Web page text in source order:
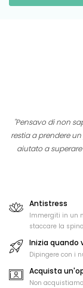
"Pensavo di non
restia a prendere
aiutato a
Antistress
Immergiti in un
staccare la
Inizia quando
Dipingere con i
Acquista
Non